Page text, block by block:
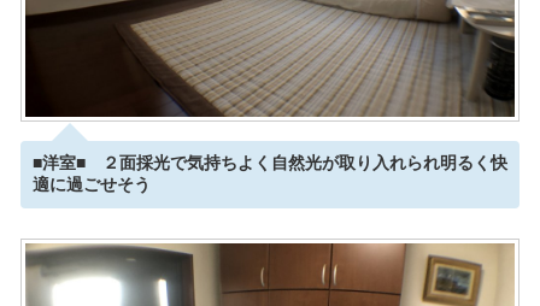
■洋室■ ２面採光で気持ちよく自然光が取り入れられ明るく快
適に過ごせそう